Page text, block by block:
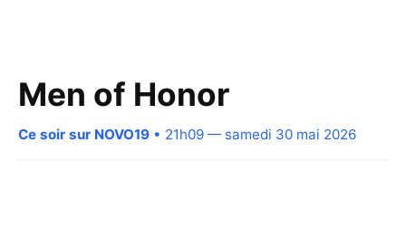
Men of Honor
Ce soir sur NOVO19 • 21h09 — samedi 30 mai 2026